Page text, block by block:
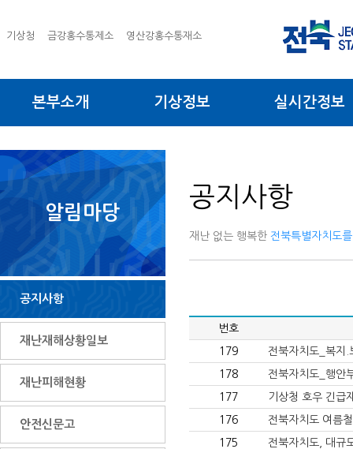
기상청 금강홍수통제소 영산강홍수통재소
본부소개 기상정보 실시간정보
알림마당
공지사항
재난재해상황일보
재난피해현황
안전신문고
공지사항
재난 없는 행복한 전북특별자치도
번호
179 전북자치도_복지.
178 전북자치도_행안
177 기상청 호우 긴급
176 전북자치도 여름
175 전북자치도, 대규